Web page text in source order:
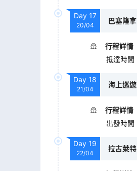
Day 17
20/04
巴塞隆拿
行程詳情
抵達時間
Day 18
21/04
海上巡遊
行程詳情
出發時間
Day 19
22/04
拉古萊特